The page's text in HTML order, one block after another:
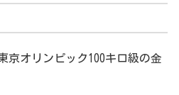
京オリンピック100キロ級の金